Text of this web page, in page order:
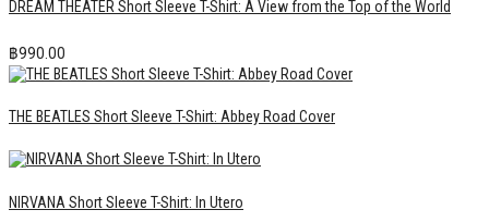
DREAM THEATER Short Sleeve T-Shirt: A View from the Top of the World
฿990.00
THE BEATLES Short Sleeve T-Shirt: Abbey Road Cover
NIRVANA Short Sleeve T-Shirt: In Utero